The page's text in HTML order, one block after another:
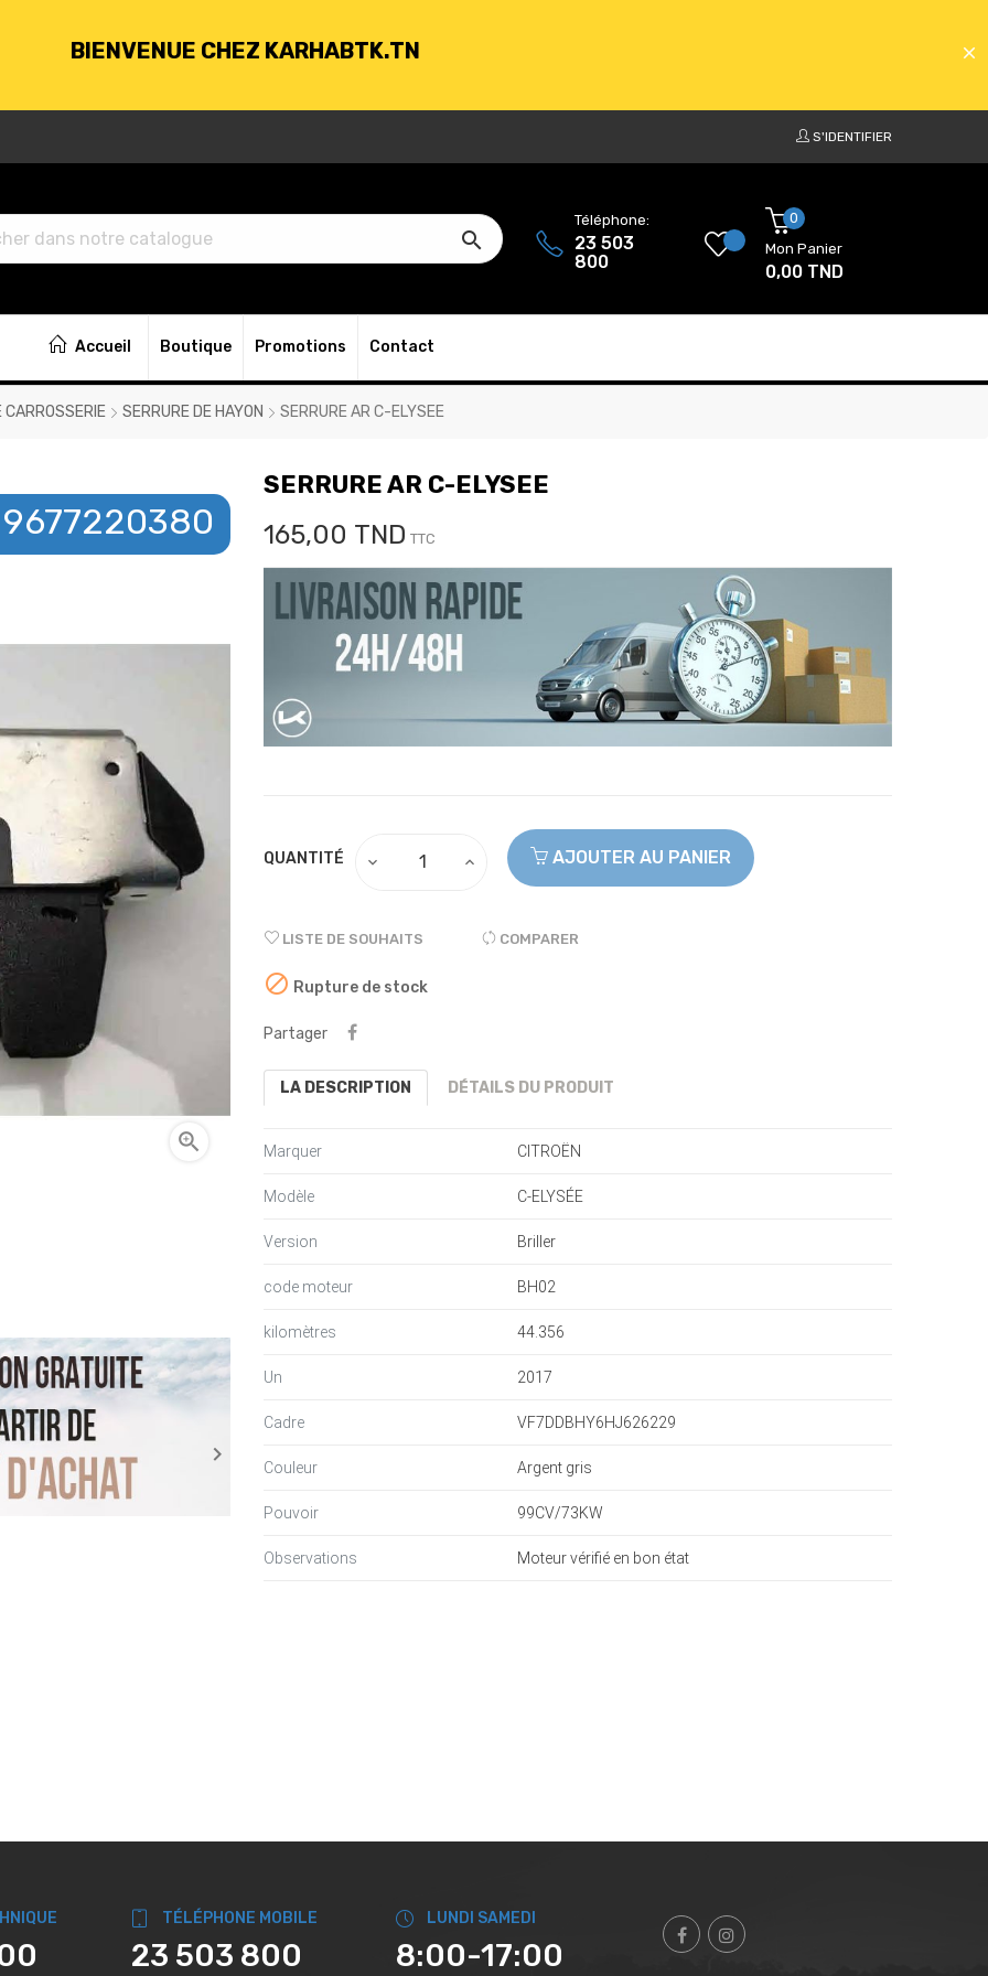
BIENVENUE CHEZ KARHABTK.TN
GRATUITE À PARTIR DE 250DT D'ACHATS
BIENVENUE CHEZ KARHABTK.TN
GRATUITE À PARTIR DE 250DT D'ACHATS
S'IDENTIFIER

Téléphone:
23 503
800
0
Mon Panier
0,00 TND
Accueil Boutique Promotions Contact
CARROSSERIE SERRURE DE HAYON SERRURE AR C-ELYSEE
9677220380


SERRURE AR C-ELYSEE
165,00 TND TTC
QUANTITÉ AJOUTER AU PANIER
LISTE DE SOUHAITS COMPARER
 Rupture de stock
Partager
LA DESCRIPTION DÉTAILS DU PRODUIT
Marquer CITROËN
Modèle C-ELYSÉE
Version Briller
code moteur BH02
kilomètres 44.356
Un 2017
Cadre VF7DDBHY6HJ626229
Couleur Argent gris
Pouvoir 99CV/73KW
Observations Moteur vérifié en bon état
TÉLÉPHONE MOBILE
23 503 800
LUNDI SAMEDI
8:00-17:00